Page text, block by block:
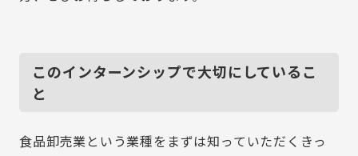
このインターンシップで大切にしているこ
と
食品卸売業という業種をまずは知っていただくきっ